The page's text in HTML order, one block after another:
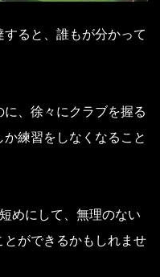
ると、誰もが分かって
、徐々にクラブを握る
練習をしなくなること
めにして、無理のない
ができるかもしれませ